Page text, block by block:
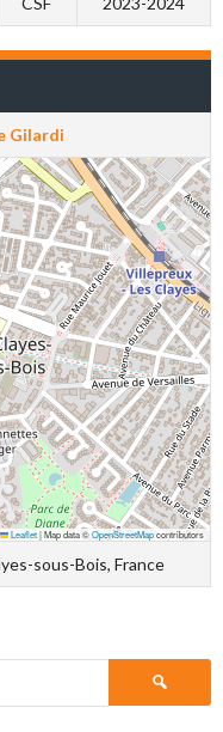
Gilardi
Leaflet|Map data ©OpenStreetMapcontributors
sous-Bois, France
Rechercher :